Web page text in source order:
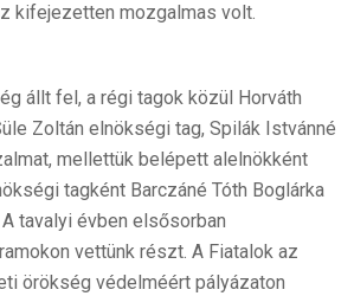
kifejezetten mozgalmas volt.
állt fel, a régi tagok közül Horváth
Zoltán elnökségi tag, Spilák Istvánné
mellettük belépett alelnökként
tagként Barczáné Tóth Boglárka
tavalyi évben elsősorban
vettünk részt. A Fiatalok az
örökség védelméért pályázaton